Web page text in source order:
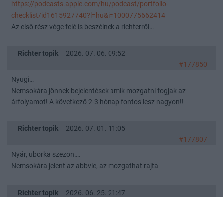
https://podcasts.apple.com/hu/podcast/portfolio-
checklist/id1615927740?l=hu&i=1000775662414
Az első rész vége felé is beszélnek a richterről…
Richter topik
2026. 07. 06. 09:52
#177850
Nyugi…
Nemsokára jönnek bejelentések amik mozgatni fogjak az
árfolyamot! A következő 2-3 hónap fontos lesz nagyon!!
Richter topik
2026. 07. 01. 11:05
#177807
Nyár, uborka szezon….
Nemsokára jelent az abbvie, az mozgathat rajta
Richter topik
2026. 06. 25. 21:47